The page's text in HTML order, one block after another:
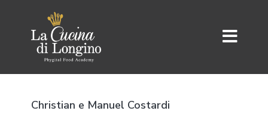
Christian e Manuel Costardi